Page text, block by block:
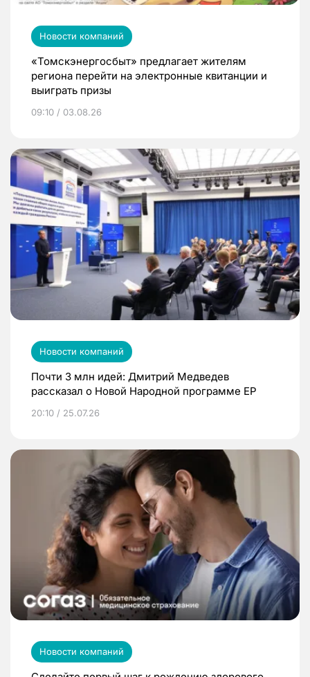
Новости компаний
«Томскэнергосбыт» предлагает жителям
региона перейти на электронные квитанции и
выиграть призы
09:10 / 03.08.26
Новости компаний
Почти 3 млн идей: Дмитрий Медведев
рассказал о Новой Народной программе ЕР
20:10 / 25.07.26
Новости компаний